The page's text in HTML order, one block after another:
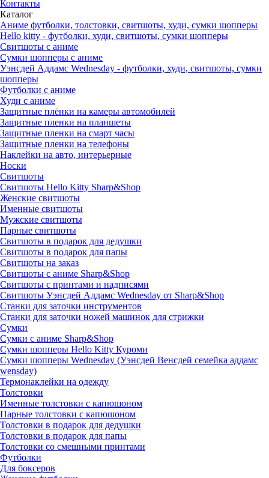
Контакты
Каталог
Аниме футболки, толстовки, свитшоты, худи, сумки шопперы
Hello kitty - футболки, худи, свитшоты, сумки шопперы
Свитшоты с аниме
Сумки шопперы с аниме
Уэнсдей Аддамс Wednesday - футболки, худи, свитшоты, сумки
шопперы
Футболки с аниме
Худи с аниме
Защитные плёнки на камеры автомобилей
Защитные пленки на планшеты
Защитные пленки на смарт часы
Защитные пленки на телефоны
Наклейки на авто, интерьерные
Носки
Свитшоты
Cвитшоты Hello Kitty Sharp&Shop
Женские свитшоты
Именные свитшоты
Мужские свитшоты
Парные свитшоты
Свитшоты в подарок для дедушки
Свитшоты в подарок для папы
Свитшоты на заказ
Свитшоты с аниме Sharp&Shop
Свитшоты с принтами и надписями
Свитшоты Уэнсдей Аддамс Wednesday от Sharp&Shop
Станки для заточки инструментов
Станки для заточки ножей машинок для стрижки
Сумки
Сумки с аниме Sharp&Shop
Сумки шопперы Hello Kitty Куроми
Сумки шопперы Wednesday (Уэнсдей Венсдей семейка аддамс
wensday)
Термонаклейки на одежду
Толстовки
Именные толстовки с капюшоном
Парные толстовки с капюшоном
Толстовки в подарок для дедушки
Толстовки в подарок для папы
Толстовки со смешными принтами
Футболки
Для боксеров